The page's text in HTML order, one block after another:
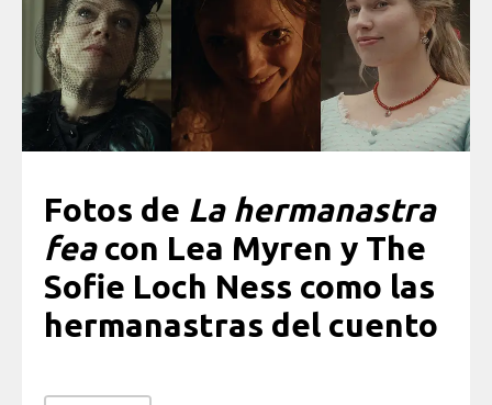
Fotos de La hermanastra
feacon Lea Myren y The
Sofie Loch Ness como las
hermanastras del cuento